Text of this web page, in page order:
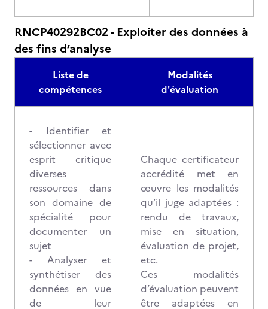
RNCP40292BC02 - Exploiter des données à
des fins d’analyse
Liste de
compétences
Modalités
d'évaluation
- Identifier et
sélectionner avec
esprit critique
diverses
ressources dans
son domaine de
spécialité pour
documenter un
sujet
- Analyser et
synthétiser des
données en vue
de leur
Chaque certificateur
accrédité met en
œuvre les modalités
qu’il juge adaptées :
rendu de travaux,
mise en situation,
évaluation de projet,
etc.
Ces modalités
d’évaluation peuvent
être adaptées en